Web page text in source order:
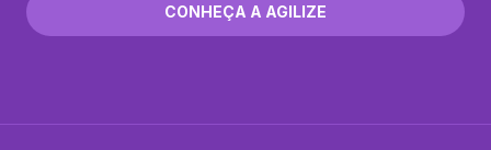
CONHEÇA A AGILIZE